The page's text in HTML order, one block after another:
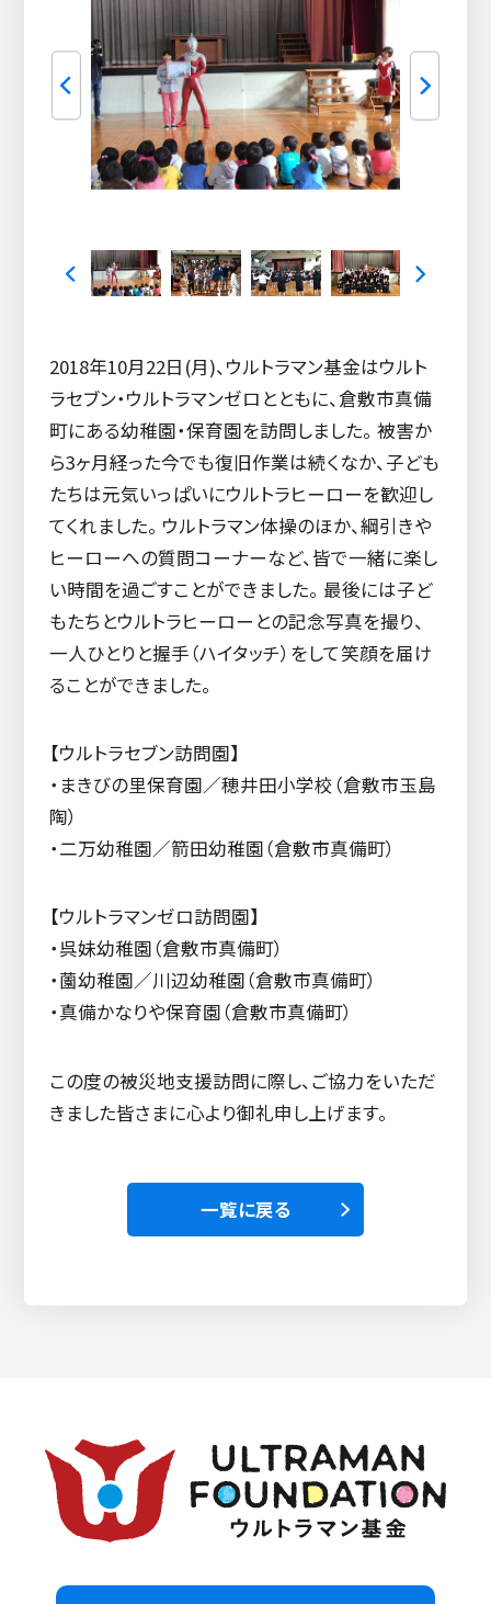
2018年10月22日(月)、ウルトラマン基金はウルト
ラセブン・ウルトラマンゼロとともに、倉敷市真備
町にある幼稚園・保育園を訪問しました。 被害か
ら3ヶ月経った今でも復旧作業は続くなか、子ども
たちは元気いっぱいにウルトラヒーローを歓迎し
てくれました。 ウルトラマン体操のほか、綱引きや
ヒーローへの質問コーナーなど、皆で一緒に楽し
い時間を過ごすことができました。 最後には子ど
もたちとウルトラヒーローとの記念写真を撮り、
一人ひとりと握手（ハイタッチ）をして笑顔を届け
ることができました。
【ウルトラセブン訪問園】
・まきびの里保育園／穂井田小学校（倉敷市玉島
陶）
・二万幼稚園／箭田幼稚園（倉敷市真備町）
【ウルトラマンゼロ訪問園】
・呉妹幼稚園（倉敷市真備町）
・薗幼稚園／川辺幼稚園（倉敷市真備町）
・真備かなりや保育園（倉敷市真備町）
この度の被災地支援訪問に際し、ご協力をいただ
きました皆さまに心より御礼申し上げます。
一覧に戻る